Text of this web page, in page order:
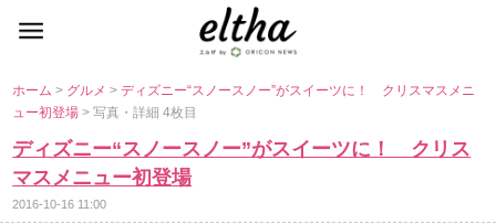
ホーム> グルメ>ディズニー“スノースノー”がスイーツに！ クリスマスメニ
ュー初登場> 写真・詳細 4枚目
ディズニー“スノースノー”がスイーツに！ クリス
マスメニュー初登場
2016-10-16 11:00